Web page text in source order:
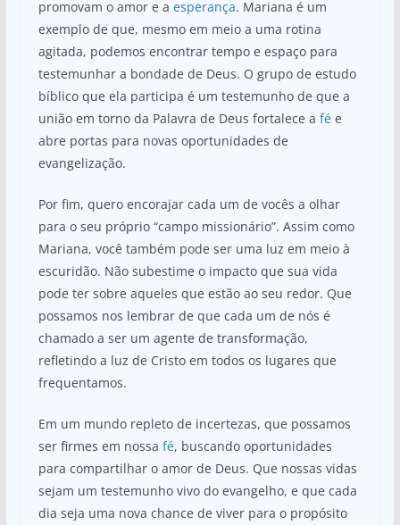
promovam o amor e a esperança. Mariana é um
exemplo de que, mesmo em meio a uma rotina
agitada, podemos encontrar tempo e espaço para
testemunhar a bondade de Deus. O grupo de estudo
bíblico que ela participa é um testemunho de que a
união em torno da Palavra de Deus fortalece a fée
abre portas para novas oportunidades de
evangelização.
Por fim, quero encorajar cada um de vocês a olhar
para o seu próprio “campo missionário”. Assim como
Mariana, você também pode ser uma luz em meio à
escuridão. Não subestime o impacto que sua vida
pode ter sobre aqueles que estão ao seu redor. Que
possamos nos lembrar de que cada um de nós é
chamado a ser um agente de transformação,
refletindo a luz de Cristo em todos os lugares que
frequentamos.
Em um mundo repleto de incertezas, que possamos
ser firmes em nossa fé, buscando oportunidades
para compartilhar o amor de Deus. Que nossas vidas
sejam um testemunho vivo do evangelho, e que cada
dia seja uma nova chance de viver para o propósito